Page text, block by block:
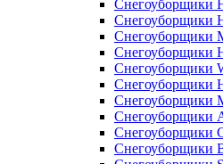
Снегоуборщики
Снегоуборщики
Снегоуборщики
Снегоуборщики
Снегоуборщики
Снегоуборщики
Снегоуборщики
Снегоуборщики
Снегоуборщики
Снегоуборщики